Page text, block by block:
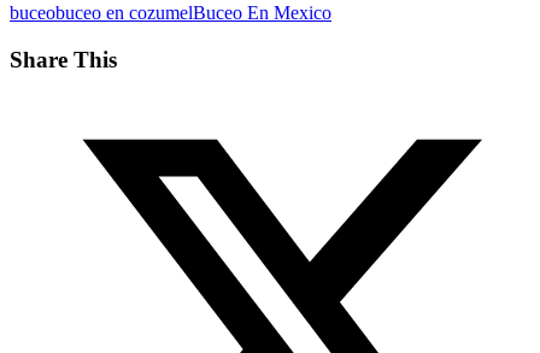
buceobuceo en cozumelBuceo En Mexico
Share This